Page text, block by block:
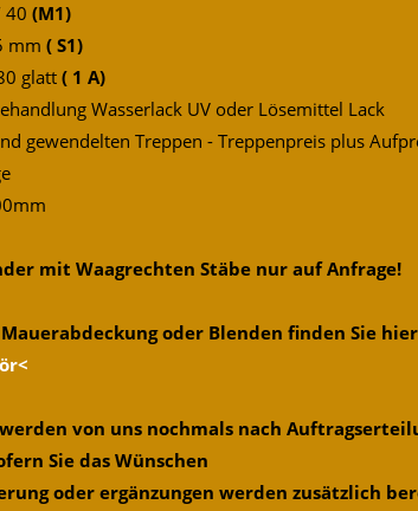
40 (M1)
mm ( S1)
glatt ( 1 A)
Wasserlack UV oder Lösemittel Lack
gewendelten Treppen - Treppenpreis plus
mit Waagrechten Stäbe nur auf Anfrage!
oder Blenden finden Sie hier
von uns nochmals nach
Sie das Wünschen
oder ergänzungen werden zusätzlich